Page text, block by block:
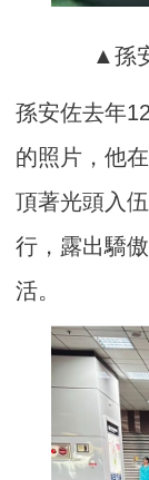
▲孫
孫安佐去年
的照片，他
頂著光頭入
行，露出驕
活。